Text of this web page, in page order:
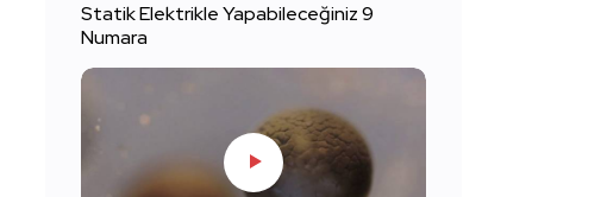
Statik Elektrikle Yapabileceğiniz 9
Numara